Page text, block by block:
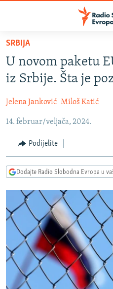
Pređite
glavni
sadržaj
na
navigaciju
Pređite
pretragu
BOSNA I HERCEGOVINA
KOSOVO
CRNA GORA
VIZUELNO
FOTOGALERIJE
INFOGRAFIKE
PODCASTI
RAT U UKRAJINI
KINA NA BALKANU
RSE PRIČE IZ SVIJETA
ISPRIČAJ MI
DNEVNO@RSE
SPECIJALI RSE
VIŠE OD NASLOVA
SRBIJA
U novom paketu
iz Srbije. Šta je
Jelena Janković Miloš Katić
14. februar/veljača, 2024.
Podijelite
Dodajte Radio Slobodna Evropa u